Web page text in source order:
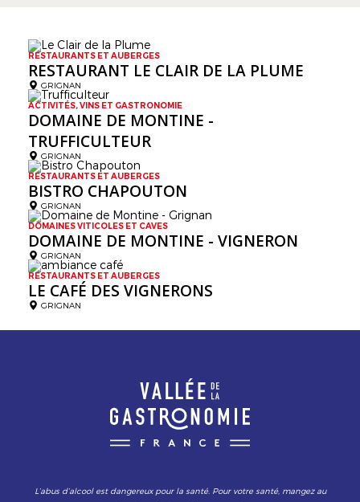
RESTAURANTS ET AUBERGES
RESTAURANT LE CLAIR DE LA PLUME
GRIGNAN
ACTIVITÉS, VINS ET GASTRONOMIE
DOMAINE DE MONTINE -
TRUFFICULTEUR
GRIGNAN
RESTAURANTS ET AUBERGES
BISTRO CHAPOUTON
GRIGNAN
DOMAINES VITICOLES ET CAVES
DOMAINE DE MONTINE - VIGNERON
GRIGNAN
RESTAURANTS ET AUBERGES
LE CAFÉ DES VIGNERONS
GRIGNAN
L’abus d’alcool est dangereux pour la santé. Pour votre santé, mangez au